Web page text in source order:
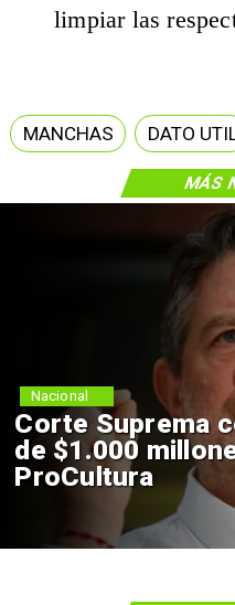
MÁS
limpiar las
MANCHAS DATO
Corte Suprema
de $1.000
ProCultura
Nacional